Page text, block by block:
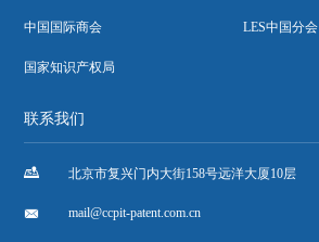
中国国际商会 LES中国分会
国家知识产权局
联系我们
 北京市复兴门内大街158号远洋大厦10层
 mail@ccpit-patent.com.cn